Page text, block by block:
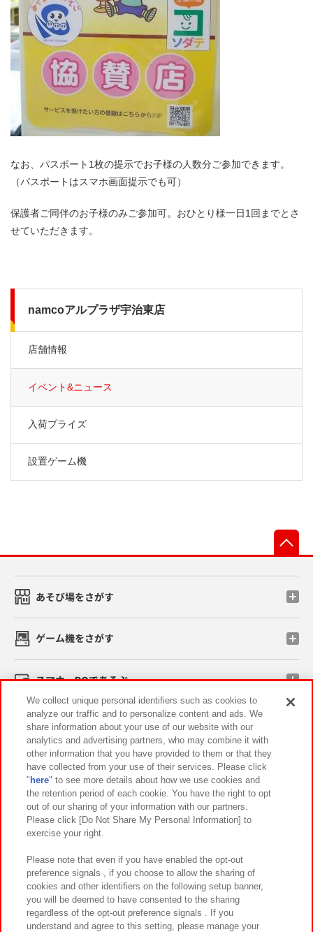
なお、パスポート1枚の提示でお子様の人数分ご参加できます。
（パスポートはスマホ画面提示でも可）
保護者ご同伴のお子様のみご参加可。おひとり様一日1回までとさ
せていただきます。
namcoアルプラザ宇治東店
店舗情報
イベント&ニュース
入荷プライズ
設置ゲーム機
あそび場をさがす
ゲーム機をさがす
スマホ・PCであそぶ
イベント・キャンペーン
関連会社 サステナビリティ サイトポリシー
プライバシーポリシー ウェブアクセシビリティ方針と検証結果
お取引先さまとともに
カスタマーハラスメント対応方針 よくあるご質問・お問い合わせ
We collect unique personal identifiers such as cookies to
analyze our traffic and to personalize content and ads. We
share information about your use of our website with our
analytics and advertising partners, who may combine it with
other information that you have provided to them or that they
have collected from your use of their services. Please click
" here" to see more details about how we use cookies and
the retention period of each cookie. You have the right to opt
out of our sharing of your information with our partners.
Please click [Do Not Share My Personal Information] to
exercise your right.
Please note that even if you have enabled the opt-out
preference signals , if you choose to allow the sharing of
cookies and other identifiers on the following setup banner,
you will be deemed to have consented to the sharing
regardless of the opt-out preference signals . If you
understand and agree to this setting, please manage your